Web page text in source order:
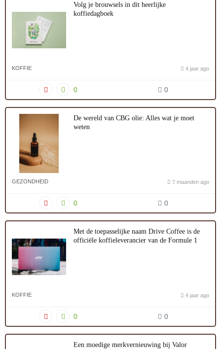
Volg je brouwsels in dit heerlijke
koffiedagboek
KOFFIE 4 jaar ago
0 0
De wereld van CBG olie: Alles wat je moet
weten
GEZONDHEID 7 maanden ago
0 0
Met de toepasselijke naam Drive Coffee is de
officiële koffieleverancier van de Formule 1
KOFFIE 4 jaar ago
0 0
Een moedige merkvernieuwing bij Valor